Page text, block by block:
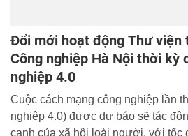
Đổi mới hoạt động Thư viện
Công nghiệp Hà Nội thời kỳ
nghiệp 4.0
Cuộc cách mạng công nghiệp lần
nghiệp 4.0) được dự báo sẽ tác
cạnh của xã hội loài người, với tốc